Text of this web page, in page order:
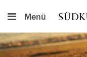
Menü